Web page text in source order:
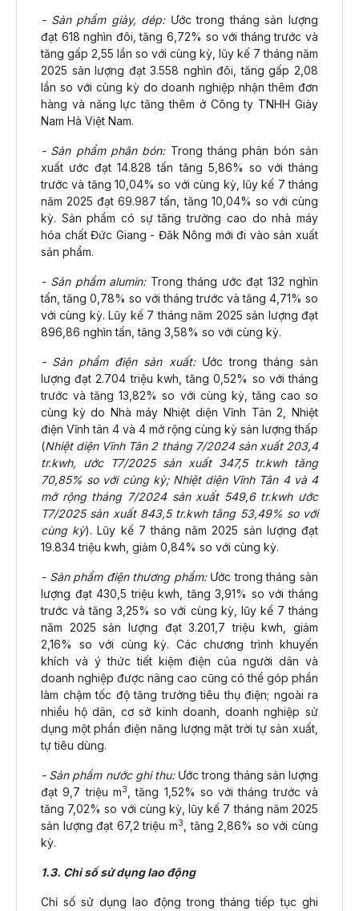
- Sản phẩm giày, dép:Ước trong tháng sản lượng
đạt 618 nghìn đôi, tăng 6,72% so với tháng trước và
tăng gấp 2,55 lần so với cùng kỳ, lũy kế 7 tháng năm
2025 sản lượng đạt 3.558 nghìn đôi, tăng gấp 2,08
lần so với cùng kỳ do doanh nghiệp nhận thêm đơn
hàng và năng lực tăng thêm ở Công ty TNHH Giày
Nam Hà Việt Nam.
- Sản phẩm phân bón:Trong tháng phân bón sản
xuất ước đạt 14.828 tấn tăng 5,86% so với tháng
trước và tăng 10,04% so với cùng kỳ, lũy kế 7 tháng
năm 2025 đạt 69.987 tấn, tăng 10,04% so với cùng
kỳ. Sản phẩm có sự tăng trưởng cao do nhà máy
hóa chất Đức Giang - Đăk Nông mới đi vào sản xuất
sản phẩm.
- Sản phẩm alumin:Trong tháng ước đạt 132 nghìn
tấn, tăng 0,78% so với tháng trước và tăng 4,71% so
với cùng kỳ. Lũy kế 7 tháng năm 2025 sản lượng đạt
896,86 nghìn tấn, tăng 3,58% so với cùng kỳ.
- Sản phẩm điện sản xuất:Ước trong tháng sản
lượng đạt 2.704 triệu kwh, tăng 0,52% so với tháng
trước và tăng 13,82% so với cùng kỳ, tăng cao so
cùng kỳ do Nhà máy Nhiệt diện Vĩnh Tân 2, Nhiệt
điện Vĩnh tân 4 và 4 mở rộng cùng kỳ sản lượng thấp
(Nhiệt diện Vĩnh Tân 2 tháng 7/2024 sản xuất 203,4
tr.kwh, ước T7/2025 sản xuất 347,5 tr.kwh tăng
70,85% so với cùng kỳ; Nhiệt diện Vĩnh Tân 4 và 4
mở rộng tháng 7/2024 sản xuất 549,6 tr.kwh ước
T7/2025 sản xuất 843,5 tr.kwh tăng 53,49% so với
cùng kỳ). Lũy kế 7 tháng năm 2025 sản lượng đạt
19.834 triệu kwh, giảm 0,84% so với cùng kỳ.
- Sản phẩm điện thương phẩm:Ước trong tháng sản
lượng đạt 430,5 triệu kwh, tăng 3,91% so với tháng
trước và tăng 3,25% so với cùng kỳ, lũy kế 7 tháng
năm 2025 sản lượng đạt 3.201,7 triệu kwh, giảm
2,16% so với cùng kỳ. Các chương trình khuyến
khích và ý thức tiết kiệm điện của người dân và
doanh nghiệp được nâng cao cũng có thể góp phần
làm chậm tốc độ tăng trưởng tiêu thụ điện; ngoài ra
nhiều hộ dân, cơ sở kinh doanh, doanh nghiệp sử
dụng một phần điện năng lượng mặt trời tự sản xuất,
tự tiêu dùng.
- Sản phẩm nước ghi thu:Ước trong tháng sản lượng
đạt 9,7 triệu m3
, tăng 1,52% so với tháng trước và
tăng 7,02% so với cùng kỳ, lũy kế 7 tháng năm 2025
sản lượng đạt 67,2 triệu m3
, tăng 2,86% so với cùng
kỳ.
1.3. Chỉ số sử dụng lao động
Chỉ số sử dụng lao động trong tháng tiếp tục ghi